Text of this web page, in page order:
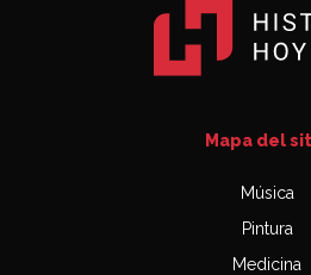
Mapa del
Música
Pintura
Medicina